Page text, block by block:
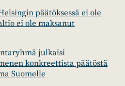
päätöksessä ei ole
ei ole maksanut
julkaisi
konkreettista päätöstä
Suomelle